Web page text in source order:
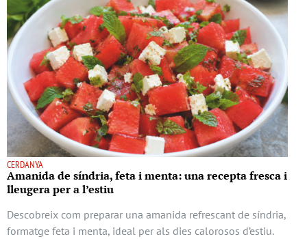
CERDANYA
Amanida de síndria, feta i menta: una recepta fresca i
lleugera per a l’estiu
Descobreix com preparar una amanida refrescant de síndria,
formatge feta i menta, ideal per als dies calorosos d’estiu.